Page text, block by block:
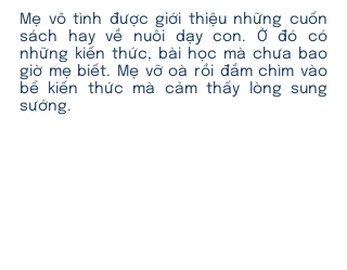
Mẹ vô tình được giới thiệu những cuốn
sách hay về nuôi dạy con. Ở đó có
những kiến thức, bài học mà chưa bao
giờ mẹ biết. Mẹ vỡ oà rồi đắm chìm vào
bể kiến thức mà cảm thấy lòng sung
sướng.